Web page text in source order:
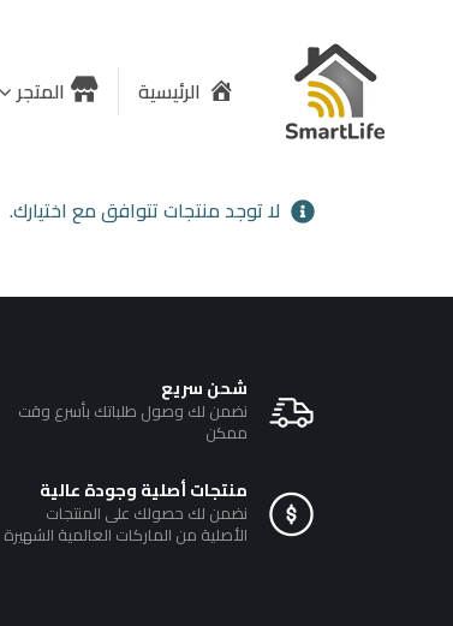
الرئيسية المتجر
لا توجد منتجات تتوافق مع اختيارك.
شحن سريع
نضمن لك وصول طلباتك بأسرع وقت
ممكن
منتجات أصلية وجودة عالية
نضمن لك حصولك على المنتجات
الأصلية من الماركات العالمية الشهيرة